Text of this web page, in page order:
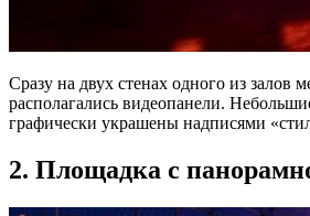
Сразу на двух стенах одного из залов
располагались видеопанели.
графически украшены надписями
2. Площадка с